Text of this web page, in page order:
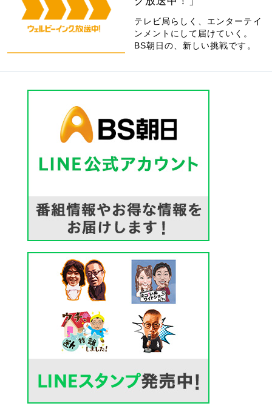
テレビ局らしく、エンターテイ
ンメントにして届けていく。
BS朝日の、新しい挑戦です。